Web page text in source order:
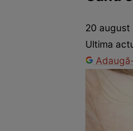
Dezvoltare personalăÎngrijire
20 august
Ultima